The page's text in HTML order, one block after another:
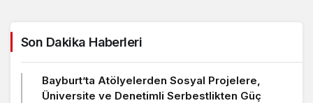
Son Dakika Haberleri
Bayburt’ta Atölyelerden Sosyal Projelere,
Üniversite ve Denetimli Serbestlikten Güç